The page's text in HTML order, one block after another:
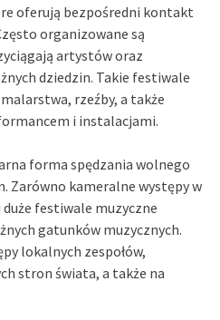
oferują bezpośredni kontakt
organizowane są
artystów oraz
dziedzin. Takie festiwale
rzeźby, a także
i instalacjami.
forma spędzania wolnego
Zarówno kameralne występy w
festiwale muzyczne
gatunków muzycznych.
lokalnych zespołów,
stron świata, a także na